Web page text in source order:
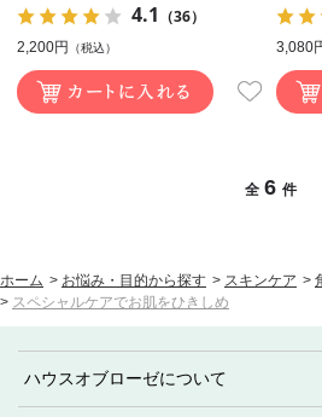
4.1 （36）
2,200円 （税込） 3,080
全 6 件
ホーム > お悩み・目的から探す > スキンケア >
> スペシャルケアでお肌をひきしめ
ハウスオブローゼについて